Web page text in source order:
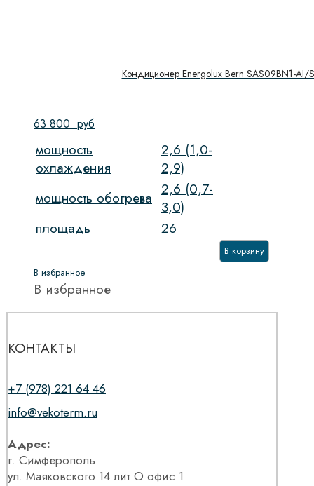
Кондиционер Energolux Bern SAS09BN1-AI/
63 800 руб
мощность
охлаждения
2,6 (1,0-
2,9)
мощность обогрева 2,6 (0,7-
3,0)
площадь
26
В корзину
В избранное
В избранное
КОНТАКТЫ
+7 (978) 221 64 46
info@vekoterm.ru
Адрес:
г. Симферополь
ул. Маяковского 14 лит О офис 1